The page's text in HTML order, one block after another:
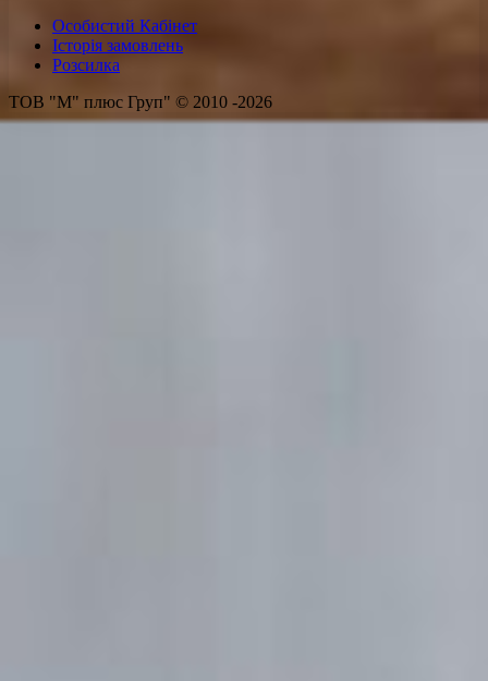
Особистий Кабінет
Історія замовлень
Розсилка
ТОВ "М" плюс Груп" © 2010 -2026